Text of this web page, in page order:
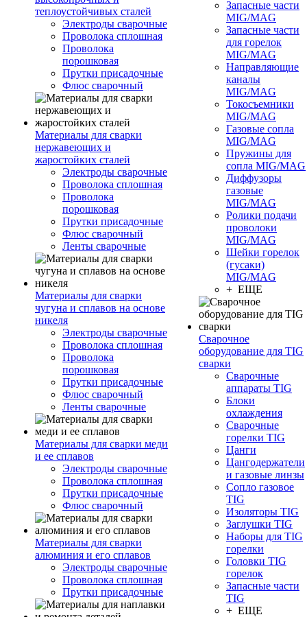
теплоустойчивых сталей
Электроды сварочные
Проволока сплошная
Проволока
порошковая
Прутки присадочные
Флюс сварочный
Материалы для сварки
нержавеющих и
жаростойких сталей
Электроды сварочные
Проволока сплошная
Проволока
порошковая
Прутки присадочные
Флюс сварочный
Ленты сварочные
Материалы для сварки
чугуна и сплавов на основе
никеля
Электроды сварочные
Проволока сплошная
Проволока
порошковая
Прутки присадочные
Флюс сварочный
Ленты сварочные
Материалы для сварки меди
и ее сплавов
Электроды сварочные
Проволока сплошная
Прутки присадочные
Флюс сварочный
Материалы для сварки
алюминия и его сплавов
Электроды сварочные
Проволока сплошная
Прутки присадочные
Запасные части
MIG/MAG
Запасные части
для горелок
MIG/MAG
Направляющие
каналы
MIG/MAG
Токосъемники
MIG/MAG
Газовые сопла
MIG/MAG
Пружины для
сопла MIG/MAG
Диффузоры
газовые
MIG/MAG
Ролики подачи
проволоки
MIG/MAG
Шейки горелок
(гусаки)
MIG/MAG
+ ЕЩЕ
Сварочное
оборудование для TIG
сварки
Сварочные
аппараты TIG
Блоки
охлаждения
Сварочные
горелки TIG
Цанги
Цангодержатели
и газовые линзы
Сопло газовое
TIG
Изоляторы TIG
Заглушки TIG
Наборы для TIG
горелки
Головки TIG
горелок
Запасные части
TIG
+ ЕЩЕ